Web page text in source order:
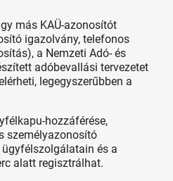
más KAÜ-azonosítót
igazolvány, telefonos
a Nemzeti Adó- és
adóbevallási tervezetet
legegyszerűbben a
hozzáférése,
személyazonosító
és a
alatt regisztrálhat.